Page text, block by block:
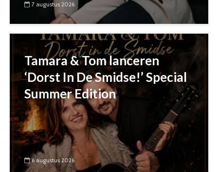
7 augustus 2026
Tamara & Tom lanceren
‘Dorst In De Smidse!’ Special
Summer Edition
6 augustus 2026